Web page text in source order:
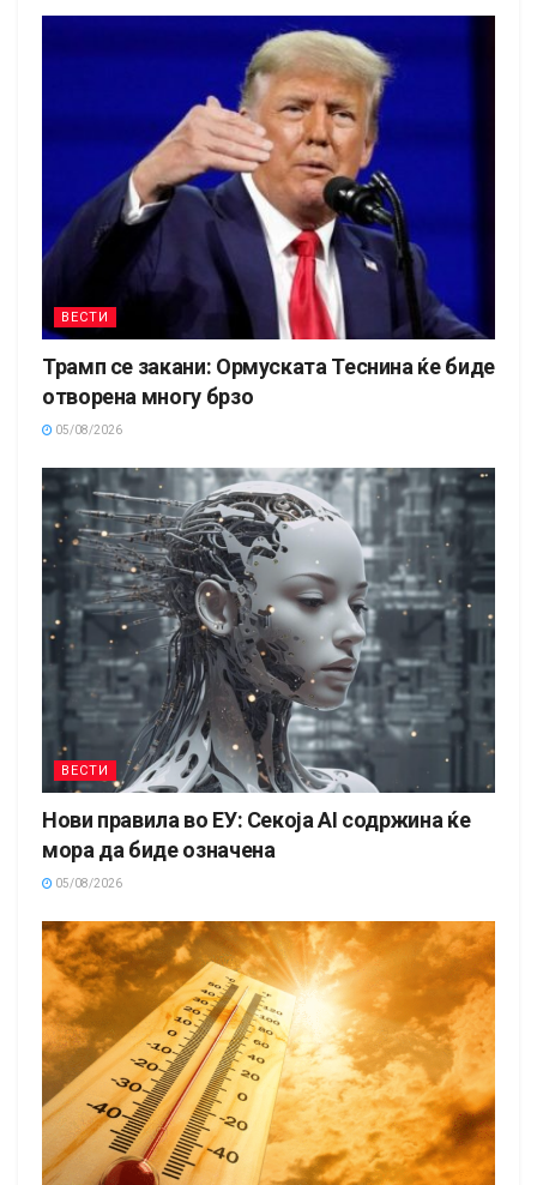
ВЕСТИ
Трамп се закани: Ормуската Теснина ќе биде
отворена многу брзо
05/08/2026
ВЕСТИ
Нови правила во ЕУ: Секоја AI содржина ќе
мора да биде означена
05/08/2026